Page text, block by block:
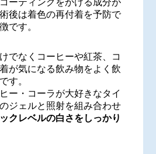
後は着色の再付着を予防で
です。
でなくコーヒーや紅茶、コ
が気になる飲み物をよく飲
す。
ー・コーラが大好きなタイ
ジェルと照射を組み合わせ
クレベルの白さをしっかり